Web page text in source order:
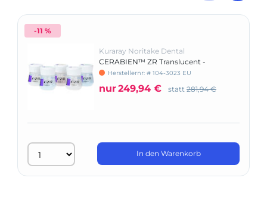
-11 %
Kuraray Noritake Dental
CERABIEN™ ZR Translucent -
Nachfüllpackung
Herstellernr: # 104-3023 EU
nur249,94 € statt 281,94 €
In den Warenkorb